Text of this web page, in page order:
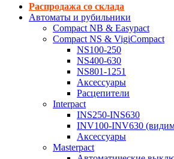
Распродажа со склада
Автоматы и рубильники
Compact NB & Easypact
Compact NS & VigiCompact
NS100-250
NS400-630
NS801-1251
Аксессуары
Расцепители
Interpact
INS250-INS630
INV100-INV630
Аксессуары
Masterpact